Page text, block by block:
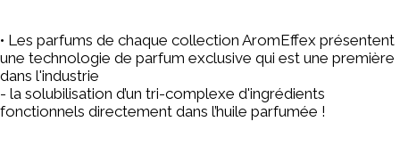
• Les parfums de chaque collection AromEffex présentent
une technologie de parfum exclusive qui est une première
dans l'industrie
- la solubilisation d’un tri-complexe d'ingrédients
fonctionnels directement dans l’huile parfumée !